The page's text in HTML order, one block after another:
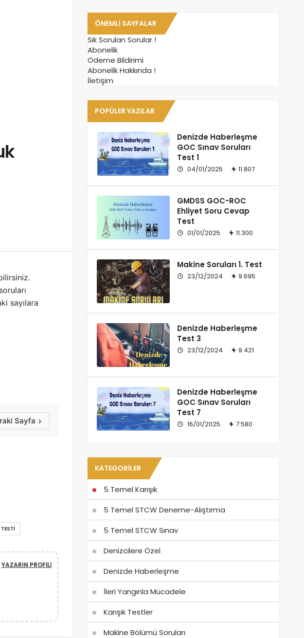
sayılara
Sayfa
YAZARIN PROFILI
ÖNEMLI SAYFALAR
Sık Sorulan Sorular !
Abonelik
Ödeme Bildirimi
Abonelik Hakkında !
İletişim
POPÜLER YAZILAR
Denizde Haberleşme
GOC Sınav Soruları
Test 1
04/01/2025 11.807
GMDSS GOC-ROC
Ehliyet Soru Cevap
Test
01/01/2025 11.300
Makine Soruları 1. Test
23/12/2024 9.695
Denizde Haberleşme
Test 3
23/12/2024 9.421
Denizde Haberleşme
GOC Sınav Soruları
Test 7
16/01/2025 7.580
KATEGORILER
5 Temel Karışık
5 Temel STCW Deneme-Alıştırma
5 Temel STCW Sınav
Denizcilere Özel
Denizde Haberleşme
İleri Yangınla Mücadele
Karışık Testler
Makine Bölümü Soruları